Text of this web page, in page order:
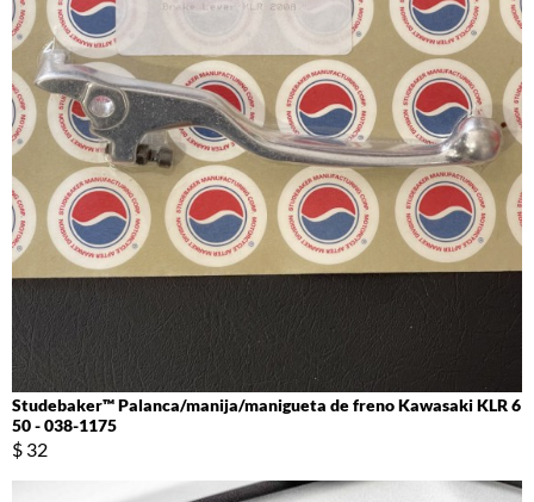
Studebaker™ Palanca/manija/manigueta de freno Kawasaki KLR 6
50 - 038-1175
$ 32